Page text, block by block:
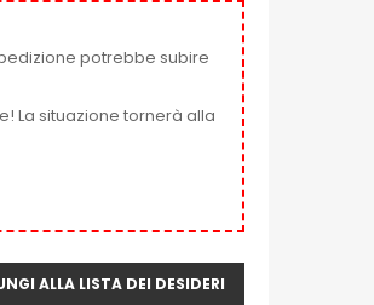
potrebbe subire
La situazione tornerà alla
ALLA LISTA DEI DESIDERI